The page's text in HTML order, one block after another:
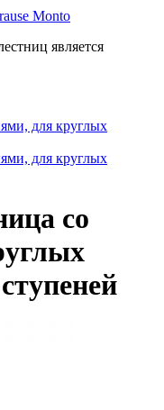
Monto
является
для круглых
для круглых
со